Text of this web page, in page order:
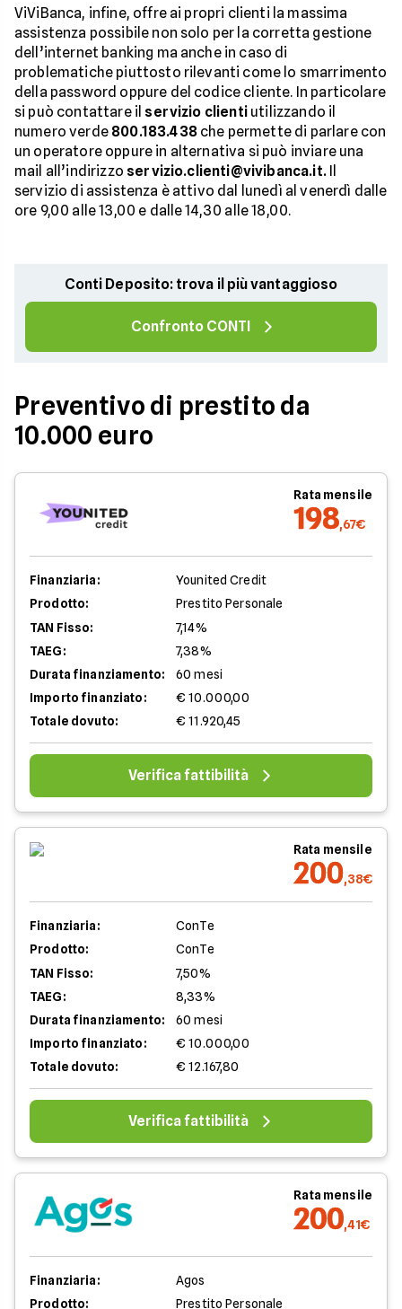
ViViBanca, infine, offre ai propri clienti la massima
assistenza possibile non solo per la corretta gestione
dell’internet banking ma anche in caso di
problematiche piuttosto rilevanti come lo smarrimento
della password oppure del codice cliente. In particolare
si può contattare il servizio clientiutilizzando il
numero verde 800.183.438che permette di parlare con
un operatore oppure in alternativa si può inviare una
mail all’indirizzo servizio.clienti@vivibanca.it.Il
servizio di assistenza è attivo dal lunedì al venerdì dalle
ore 9,00 alle 13,00 e dalle 14,30 alle 18,00.
Conti Deposito: trova il più vantaggioso
Confronto CONTI
Preventivo di prestito da
10.000 euro
Rata mensile
198,67€
Finanziaria:
Younited Credit
Prodotto:
Prestito Personale
TAN Fisso:
7,14%
TAEG:
7,38%
Durata finanziamento:
60 mesi
Importo finanziato:
€ 10.000,00
Totale dovuto:
€ 11.920,45
Verifica fattibilità
Rata mensile
200,38€
Finanziaria:
ConTe
Prodotto:
ConTe
TAN Fisso:
7,50%
TAEG:
8,33%
Durata finanziamento:
60 mesi
Importo finanziato:
€ 10.000,00
Totale dovuto:
€ 12.167,80
Verifica fattibilità
Rata mensile
200,41€
Finanziaria:
Agos
Prodotto:
Prestito Personale